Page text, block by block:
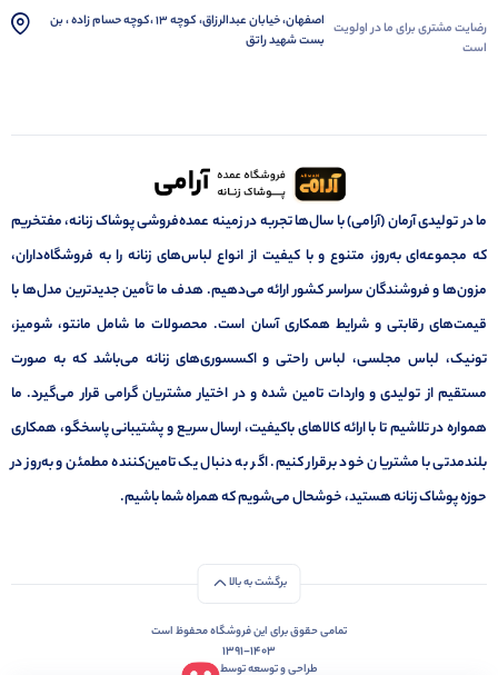
رضایت مشتری برای ما در اولویت
است
اصفهان، خیابان عبدالرزاق، کوچه 13 ،کوچه حسام زاده ، بن
بست شهید راتق
ما در تولیدی آرمان (آرامی) با سال‌ها تجربه در زمینه عمده‌فروشی پوشاک زنانه، مفتخریم
که مجموعه‌ای به‌روز، متنوع و با کیفیت از انواع لباس‌های زنانه را به فروشگاه‌داران،
مزون‌ها و فروشندگان سراسر کشور ارائه می‌دهیم. هدف ما تأمین جدیدترین مدل‌ها با
قیمت‌های رقابتی و شرایط همکاری آسان است. محصولات ما شامل مانتو، شومیز،
تونیک، لباس مجلسی، لباس راحتی و اکسسوری‌های زنانه می‌باشد که به صورت
مستقیم از تولیدی و واردات تامین شده و در اختیار مشتریان گرامی قرار می‌گیرد. ما
همواره در تلاشیم تا با ارائه کالاهای باکیفیت، ارسال سریع و پشتیبانی پاسخگو، همکاری
بلندمدتی با مشتریان خود برقرار کنیم. اگر به دنبال یک تامین‌کننده مطمئن و به‌روز در
حوزه پوشاک زنانه هستید، خوشحال می‌شویم که همراه شما باشیم.
برگشت به بالا
تمامی حقوق برای این فروشگاه محفوظ است
1391-1403
طراحی و توسعه توسط